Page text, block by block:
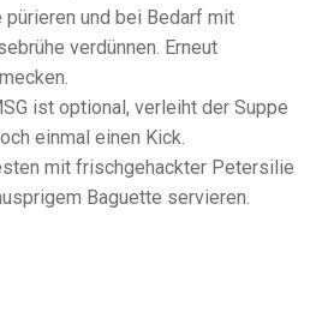
pürieren und bei Bedarf mit
verdünnen. Erneut
ist optional, verleiht der Suppe
einmal einen Kick.
mit frischgehackter Petersilie
Baguette servieren.